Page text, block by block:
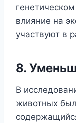
влияние на
участвуют в
8.
В
животных